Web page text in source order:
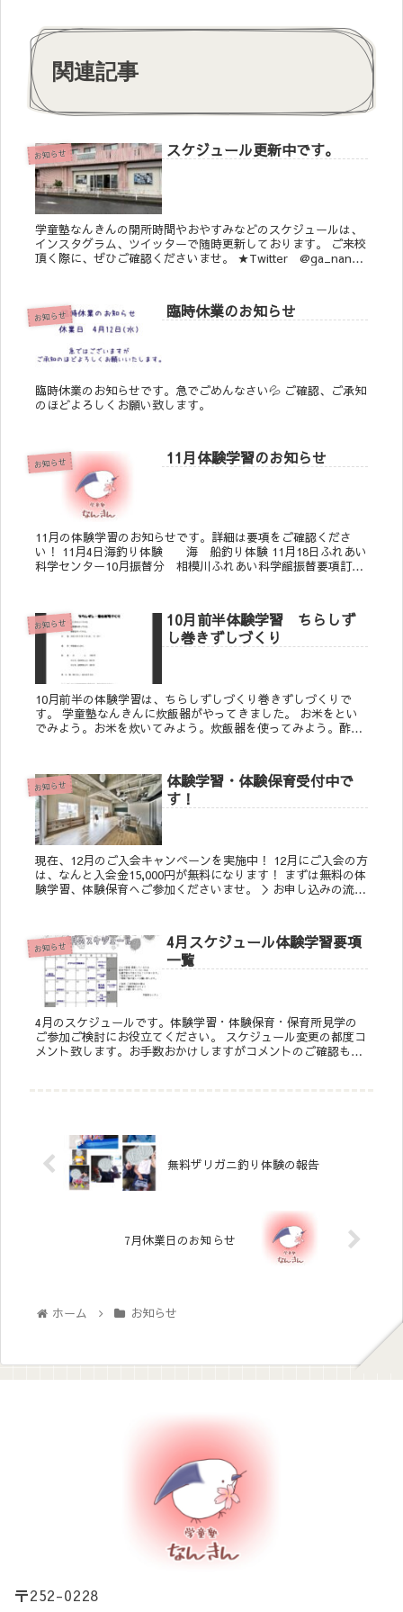
関連記事
お知らせ スケジュール更新中です。
学童塾なんきんの開所時間やおやすみなどのスケジュールは、
インスタグラム、ツイッターで随時更新しております。 ご来校
頂く際に、ぜひご確認くださいませ。 ★Twitter @ga_nankin
お知らせ 臨時休業のお知らせ
臨時休業のお知らせです。急でごめんなさい💦 ご確認、ご承知
のほどよろしくお願い致します。
お知らせ 11月体験学習のお知らせ
11月の体験学習のお知らせです。詳細は要項をご確認くださ
い！ 11月4日海釣り体験 海 船釣り体験 11月18日ふれあい
科学センター10月振替分 相模川ふれあい科学館振替要項訂正
お知らせ
10月前半体験学習 ちらしず
し巻きずしづくり
10月前半の体験学習は、ちらしずしづくり巻きずしづくりで
す。 学童塾なんきんに炊飯器がやってきました。 お米をとい
でみよう。お米を炊いてみよう。炊飯器を使ってみよう。酢飯
お知らせ
体験学習・体験保育受付中で
す！
現在、12月のご入会キャンペーンを実施中！ 12月にご入会の方
は、なんと入会金15,000円が無料になります！ まずは無料の体
験学習、体験保育へご参加くださいませ。 ＞お申し込みの流れ
お知らせ
4月スケジュール体験学習要項
一覧
4月のスケジュールです。体験学習・体験保育・保育所見学の
ご参加ご検討にお役立てください。 スケジュール変更の都度コ
メント致します。お手数おかけしますがコメントのご確認もお
無料ザリガニ釣り体験の報告
7月休業日のお知らせ
ホーム お知らせ
〒252-0228